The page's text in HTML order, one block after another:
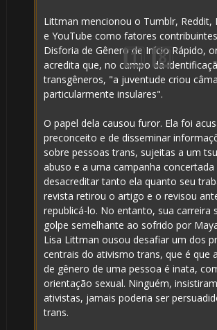
Littman mencionou o Tumblr, Reddit,
e YouTube como fatores
Disforia de Gênero de Início Rápido,
acredita que, no campo da
transgêneros, "a juventude criou
particularmente insulares".
O papel dela causou furor. Ela foi
preconceito e de disseminar
sobre pessoas trans, sujeitas a um
abuso e a uma campanha concertada
desacreditar tanto ela quanto seu
revista retirou o artigo e o revisou
republicá-lo. No entanto, sua carreira
golpe semelhante ao sofrido por
Lisa Littman ousou desafiar um dos
centrais do ativismo trans, que é que
de gênero de uma pessoa é inata,
orientação sexual. Ninguém,
ativistas, jamais poderia ser
trans.